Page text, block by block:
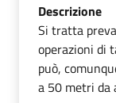
Descrizione
Si tratta
operazioni di
può,
a 50 metri da